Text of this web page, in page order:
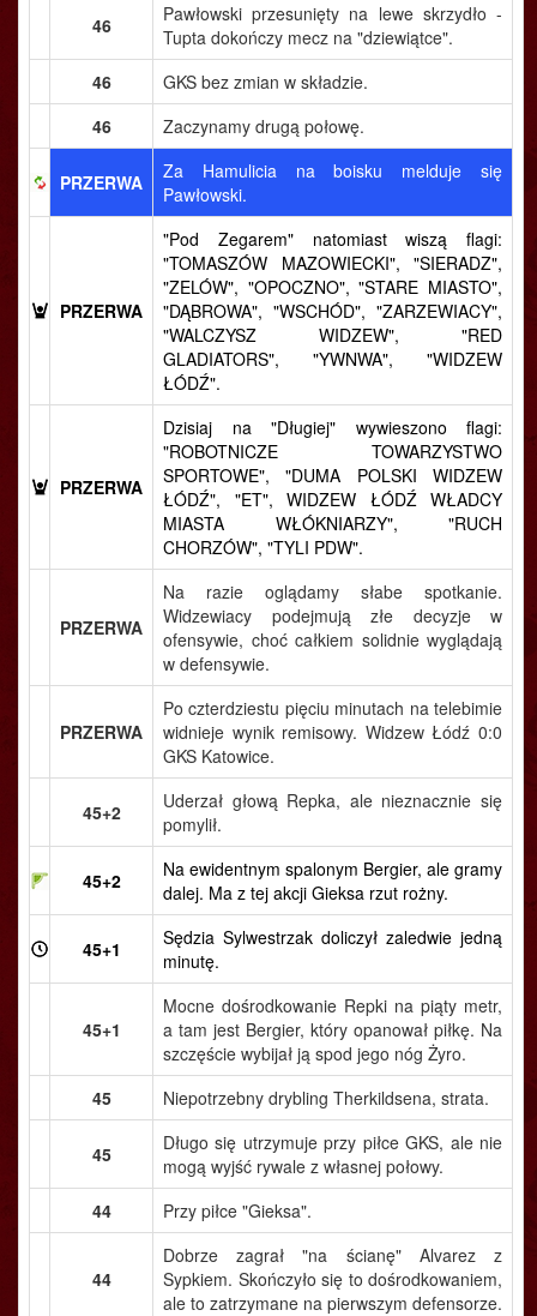
46
Pawłowski przesunięty na lewe skrzydło -
Tupta dokończy mecz na "dziewiątce".
46
GKS bez zmian w składzie.
46
Zaczynamy drugą połowę.
PRZERWA
Za Hamulicia na boisku melduje się
Pawłowski.
PRZERWA
"Pod Zegarem" natomiast wiszą flagi:
"TOMASZÓW MAZOWIECKI", "SIERADZ",
"ZELÓW", "OPOCZNO", "STARE MIASTO",
"DĄBROWA", "WSCHÓD", "ZARZEWIACY",
"WALCZYSZ WIDZEW", "RED
GLADIATORS", "YWNWA", "WIDZEW
ŁÓDŹ".
PRZERWA
Dzisiaj na "Długiej" wywieszono flagi:
"ROBOTNICZE TOWARZYSTWO
SPORTOWE", "DUMA POLSKI WIDZEW
ŁÓDŹ", "ET", WIDZEW ŁÓDŹ WŁADCY
MIASTA WŁÓKNIARZY", "RUCH
CHORZÓW", "TYLI PDW".
PRZERWA
Na razie oglądamy słabe spotkanie.
Widzewiacy podejmują złe decyzje w
ofensywie, choć całkiem solidnie wyglądają
w defensywie.
PRZERWA
Po czterdziestu pięciu minutach na telebimie
widnieje wynik remisowy. Widzew Łódź 0:0
GKS Katowice.
45+2
Uderzał głową Repka, ale nieznacznie się
pomylił.
45+2
Na ewidentnym spalonym Bergier, ale gramy
dalej. Ma z tej akcji Gieksa rzut rożny.
45+1
Sędzia Sylwestrzak doliczył zaledwie jedną
minutę.
45+1
Mocne dośrodkowanie Repki na piąty metr,
a tam jest Bergier, który opanował piłkę. Na
szczęście wybijał ją spod jego nóg Żyro.
45
Niepotrzebny drybling Therkildsena, strata.
45
Długo się utrzymuje przy piłce GKS, ale nie
mogą wyjść rywale z własnej połowy.
44
Przy piłce "Gieksa".
44
Dobrze zagrał "na ścianę" Alvarez z
Sypkiem. Skończyło się to dośrodkowaniem,
ale to zatrzymane na pierwszym defensorze.